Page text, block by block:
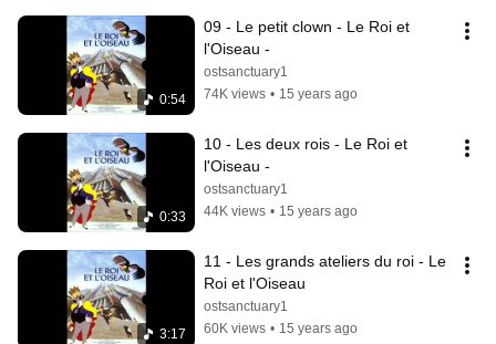
0:54
09 - Le petit clown - Le Roi et
l'Oiseau -
ostsanctuary1
74K views • 15 years ago
0:33
10 - Les deux rois - Le Roi et
l'Oiseau -
ostsanctuary1
44K views • 15 years ago
3:17
11 - Les grands ateliers du roi - Le
Roi et l'Oiseau
ostsanctuary1
60K views • 15 years ago